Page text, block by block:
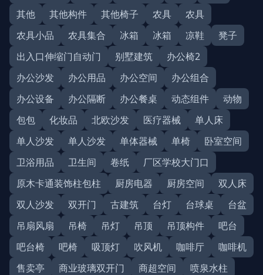
其他
其他构件 其他椅子 农具
农具
农具小品
农具集合 冰箱 冰箱 凉鞋
凳子
出入口伸缩门自动门
别墅建筑
办公椅2
办公沙发
办公用品 办公空间
办公组合
办公设备
办公隔断 办公餐桌 动态组件
动物
包包
化妆品 北欧沙发 医疗器械
单人床
单人沙发
单人沙发 单体器械 单椅
卧室空间
卫浴用品
卫生间 卷纸
厂区学校大门口
原木卡通装饰柱包柱
厨房电器 厨房空间
双人床
双人沙发
双开门 古建筑 台灯 台球桌
台盆
吊扇风扇
吊椅 吊灯 吊顶 吊顶构件
吧台
吧台椅
吧椅 吸顶灯 吹风机 咖啡厅
咖啡机
售卖亭
商业玻璃双开门 商超空间
喷泉水柱